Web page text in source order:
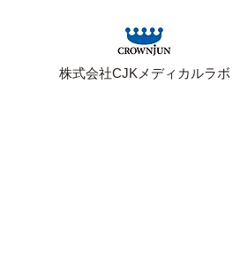
株式会社CJKメディカルラボ